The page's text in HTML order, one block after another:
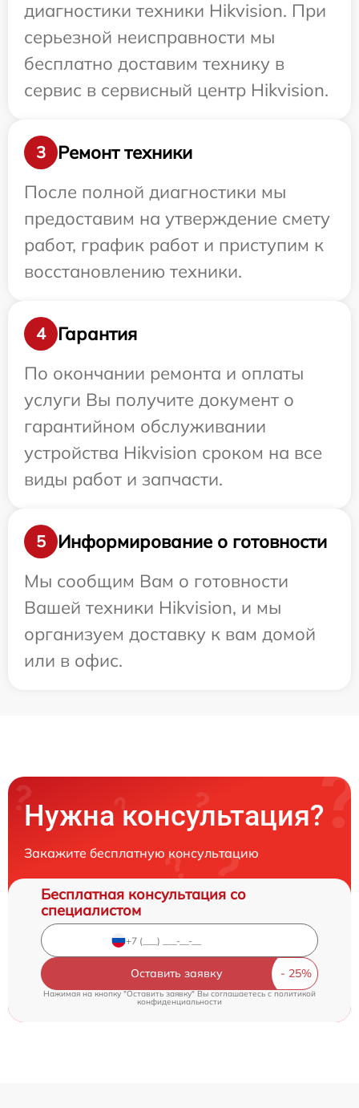
диагностики техники Hikvision. При
серьезной неисправности мы
бесплатно доставим технику в
сервис в сервисный центр Hikvision.
3
Ремонт техники
После полной диагностики мы
предоставим на утверждение смету
работ, график работ и приступим к
восстановлению техники.
4
Гарантия
По окончании ремонта и оплаты
услуги Вы получите документ о
гарантийном обслуживании
устройства Hikvision сроком на все
виды работ и запчасти.
5
Информирование о готовности
Мы сообщим Вам о готовности
Вашей техники Hikvision, и мы
организуем доставку к вам домой
или в офис.
Нужна консультация?
Закажите бесплатную консультацию
Бесплатная консультация со
специалистом
Оставить заявку
Нажимая на кнопку "Оставить заявку" Вы соглашаетесь cполитикой
конфиденциальности